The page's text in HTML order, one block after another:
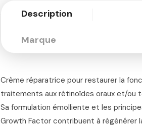
Description
Marque
Crème réparatrice pour restaurer la
traitements aux rétinoïdes oraux et/ou
Sa formulation émolliente et les
Growth Factor contribuent à régénérer